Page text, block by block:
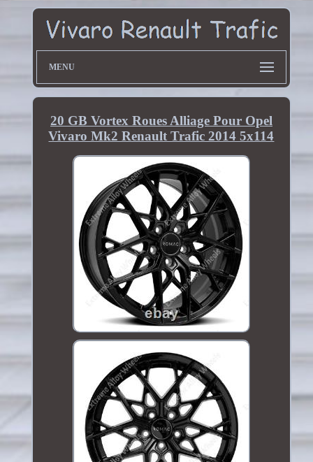
MENU
20 GB Vortex Roues Alliage Pour Opel
Vivaro Mk2 Renault Trafic 2014 5x114